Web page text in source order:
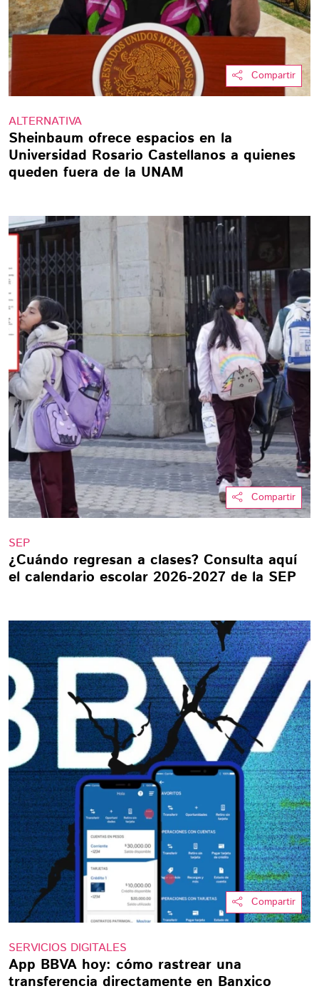
Compartir
ALTERNATIVA
Sheinbaum ofrece espacios en la
Universidad Rosario Castellanos a quienes
queden fuera de la UNAM
Compartir
SEP
¿Cuándo regresan a clases? Consulta aquí
el calendario escolar 2026-2027 de la SEP
Compartir
SERVICIOS DIGITALES
App BBVA hoy: cómo rastrear una
transferencia directamente en Banxico